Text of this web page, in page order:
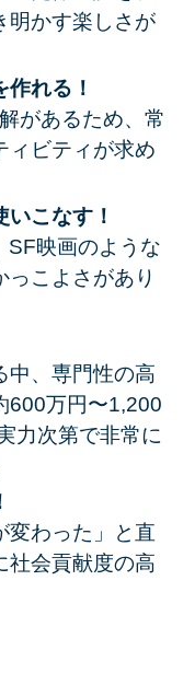
明かす楽しさが
れる！
があるため、常
ィビティが求め
こなす！
SF映画のような
こよさがあり
中、専門性の高
600万円〜1,200
力次第で非常に
変わった」と直
社会貢献度の高